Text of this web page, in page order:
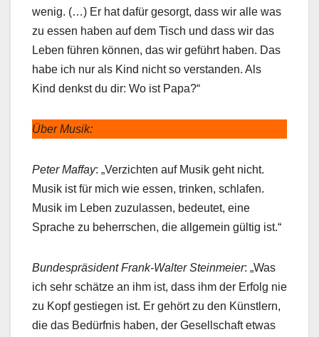
wenig. (…) Er hat dafür gesorgt, dass wir alle was
zu essen haben auf dem Tisch und dass wir das
Leben führen können, das wir geführt haben. Das
habe ich nur als Kind nicht so verstanden. Als
Kind denkst du dir: Wo ist Papa?“
Über Musik:
Peter Maffay: „Verzichten auf Musik geht nicht.
Musik ist für mich wie essen, trinken, schlafen.
Musik im Leben zuzulassen, bedeutet, eine
Sprache zu beherrschen, die allgemein gültig ist.“
Bundespräsident Frank-Walter Steinmeier: „Was
ich sehr schätze an ihm ist, dass ihm der Erfolg nie
zu Kopf gestiegen ist. Er gehört zu den Künstlern,
die das Bedürfnis haben, der Gesellschaft etwas